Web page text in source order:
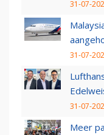
31-07-
31-07-
31-07-
Meer